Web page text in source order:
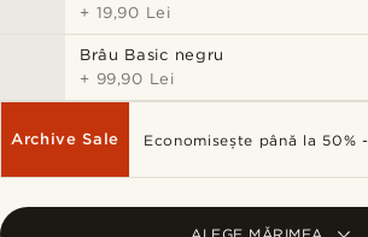
+ 19,90 Lei
Brâu Basic negru
+ 99,90 Lei
Archive Sale Economisește până la 50% -